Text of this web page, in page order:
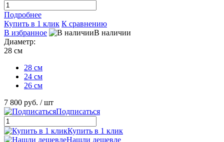
Подробнее
Купить в 1 клик К сравнению
В избранное
В наличии
Диаметр:
28 см
28 см
24 см
26 см
7 800 руб. / шт
Подписаться
Купить в 1 клик
Нашли дешевле